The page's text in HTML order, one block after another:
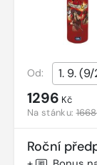
Od:
1296 Kč
Na stánku:
Roční